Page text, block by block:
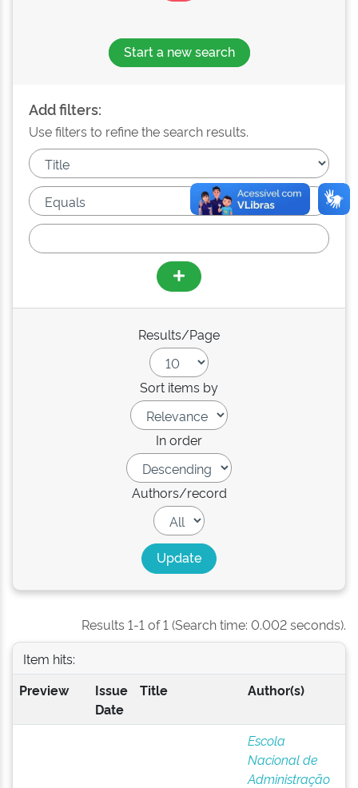
Start a new search
Add filters:
Use filters to refine the search results.
Results/Page
Sort items by
In order
Authors/record
Results 1-1 of 1 (Search time: 0.002 seconds).
Item hits:
Preview
Issue
Date
Title Author(s)
Escola
Nacional de
Administração